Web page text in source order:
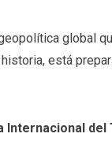
global
está
Internacional del